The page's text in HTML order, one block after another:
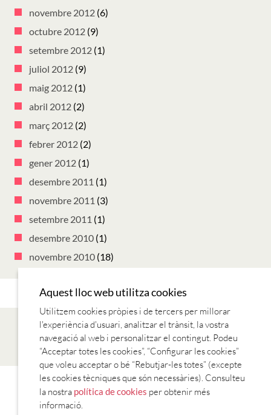
novembre 2012 (6)
octubre 2012 (9)
setembre 2012 (1)
juliol 2012 (9)
maig 2012 (1)
abril 2012 (2)
març 2012 (2)
febrer 2012 (2)
gener 2012 (1)
desembre 2011 (1)
novembre 2011 (3)
setembre 2011 (1)
desembre 2010 (1)
novembre 2010 (18)
CANÇONS LECTURES REVISTES SÈRIES TVTV I RÀDIO
Aquest lloc web utilitza cookies
Utilitzem cookies pròpies i de tercers per millorar
l'experiència d'usuari, analitzar el trànsit, la vostra
navegació al web i personalitzar el contingut. Podeu
“Acceptar totes les cookies”, “Configurar les cookies”
que voleu acceptar o bé “Rebutjar-les totes” (excepte
les cookies tècniques que són necessàries). Consulteu
la nostra política de cookies per obtenir més
informació.